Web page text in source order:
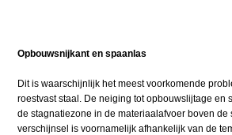
Opbouwsnijkant en spaanlas
Dit is waarschijnlijk het meest voorkomende
roestvast staal. De neiging tot opbouwslijtage en
de stagnatiezone in de materiaalafvoer boven de
verschijnsel is voornamelijk afhankelijk van de